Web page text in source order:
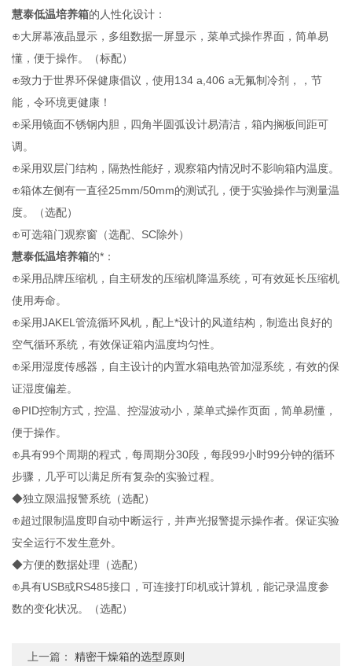
慧泰低温培养箱的人性化设计：
⊕大屏幕液晶显示，多组数据一屏显示，菜单式操作界面，简单易
懂，便于操作。（标配）
⊕致力于世界环保健康倡议，使用134 a,406 a无氟制冷剂，，节
能，令环境更健康！
⊕采用镜面不锈钢内胆，四角半圆弧设计易清洁，箱内搁板间距可
调。
⊕采用双层门结构，隔热性能好，观察箱内情况时不影响箱内温度。
⊕箱体左侧有一直径25mm/50mm的测试孔，便于实验操作与测量温
度。（选配）
⊕可选箱门观察窗（选配、SC除外）
慧泰低温培养箱的*：
⊕采用品牌压缩机，自主研发的压缩机降温系统，可有效延长压缩机
使用寿命。
⊕采用JAKEL管流循环风机，配上*设计的风道结构，制造出良好的
空气循环系统，有效保证箱内温度均匀性。
⊕采用湿度传感器，自主设计的内置水箱电热管加湿系统，有效的保
证湿度偏差。
⊕PID控制方式，控温、控湿波动小，菜单式操作页面，简单易懂，
便于操作。
⊕具有99个周期的程式，每周期分30段，每段99小时99分钟的循环
步骤，几乎可以满足所有复杂的实验过程。
◆独立限温报警系统（选配）
⊕超过限制温度即自动中断运行，并声光报警提示操作者。保证实验
安全运行不发生意外。
◆方便的数据处理（选配）
⊕具有USB或RS485接口，可连接打印机或计算机，能记录温度参
数的变化状况。（选配）
上一篇： 精密干燥箱的选型原则